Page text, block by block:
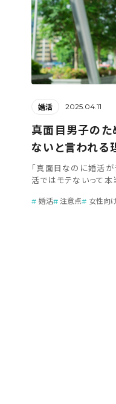
婚活 2025.04.11
真面目男子の
ないと言われる
「真面目なのに婚活が
活ではモテないって本
婚活 注意点 女性向